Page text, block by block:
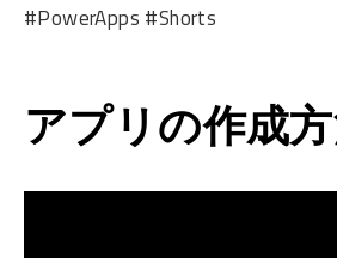
#PowerApps #Shorts
アプリの作成